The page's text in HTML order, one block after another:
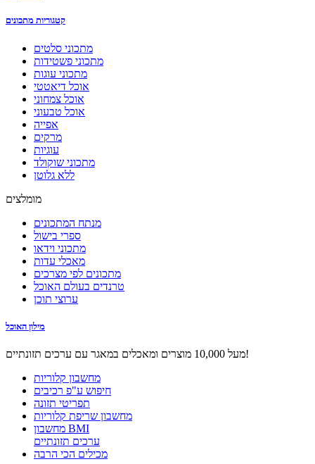
קטגוריות מתכונים
מתכוני סלטים
מתכוני פשטידות
מתכוני עוגות
אוכל דיאטטי
אוכל צמחוני
אוכל טבעוני
אפייה
מרקים
עוגיות
מתכוני שוקולד
ללא גלוטן
מומלצים
מנתח המתכונים
ספרי בישול
מתכוני וידאו
מאכלי עדות
מתכונים לפי מצרכים
טרנדים בעולם האוכל
ערוצי תוכן
מילון האוכל
מעל 10,000 מוצרים ומאכלים במאגר עם ערכים תזונתיים!
מחשבון קלוריות
חיפוש ע"פ רכיבים
תפריטי תזונה
מחשבון שריפת קלוריות
מחשבון BMI
ערכים תזונתיים
מכילים הכי הרבה